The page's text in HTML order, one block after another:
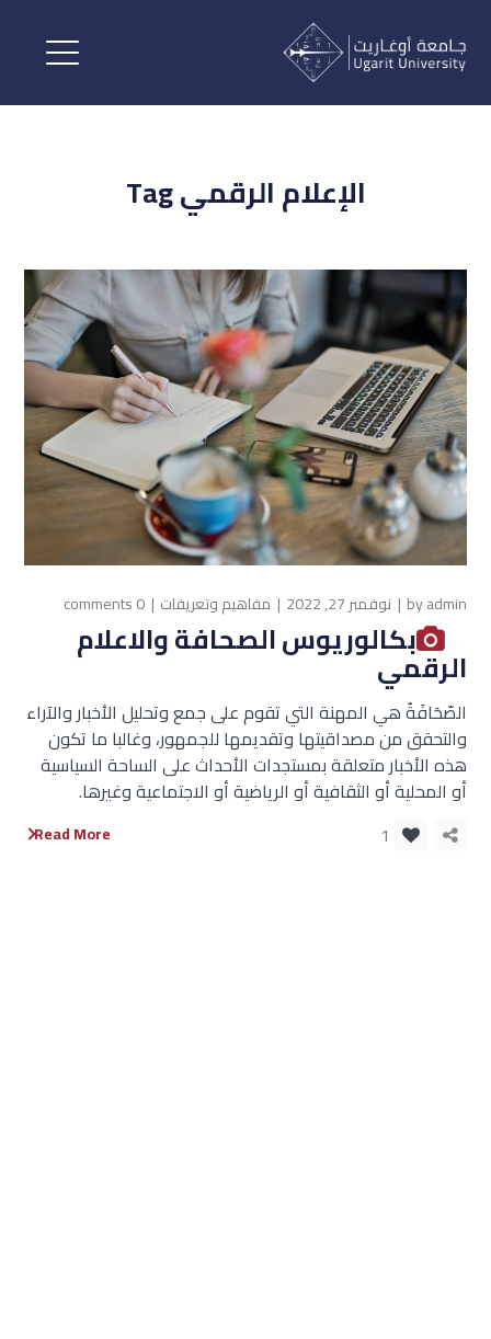
الإعلام الرقمي Tag
byadmin نوفمبر 27, 2022 مفاهيم وتعريفات 0 comments
بكالوريوس الصحافة والاعلام
الرقمي
الصّحَافَةُ هي المهنة التي تقوم على جمع وتحليل الأخبار والآراء
والتحقق من مصداقيتها وتقديمها للجمهور، وغالبا ما تكون
هذه الأخبار متعلقة بمستجدات الأحداث على الساحة السياسية
أو المحلية أو الثقافية أو الرياضية أو الاجتماعية وغيرها.
Read More 1